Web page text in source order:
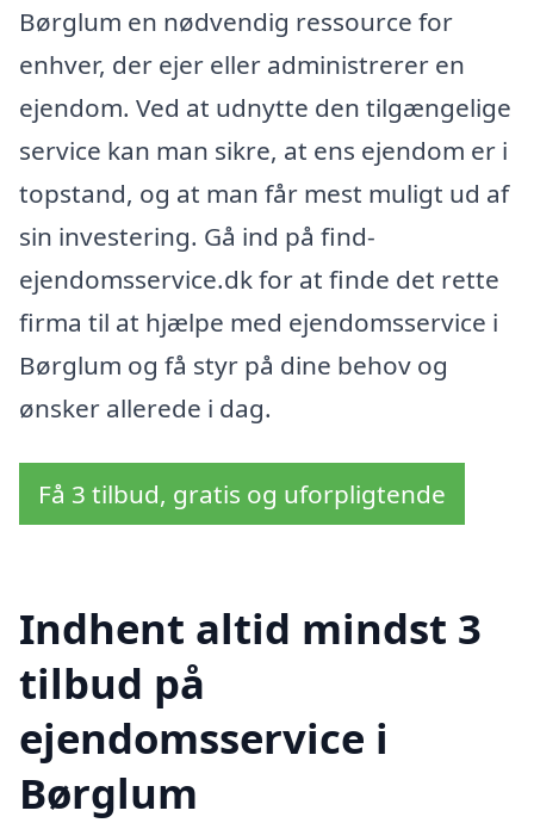
Børglum en nødvendig ressource for
enhver, der ejer eller administrerer en
ejendom. Ved at udnytte den tilgængelige
service kan man sikre, at ens ejendom er i
topstand, og at man får mest muligt ud af
sin investering. Gå ind på find-
ejendomsservice.dk for at finde det rette
firma til at hjælpe med ejendomsservice i
Børglum og få styr på dine behov og
ønsker allerede i dag.
Få 3 tilbud, gratis og uforpligtende
Indhent altid mindst 3
tilbud på
ejendomsservice i
Børglum